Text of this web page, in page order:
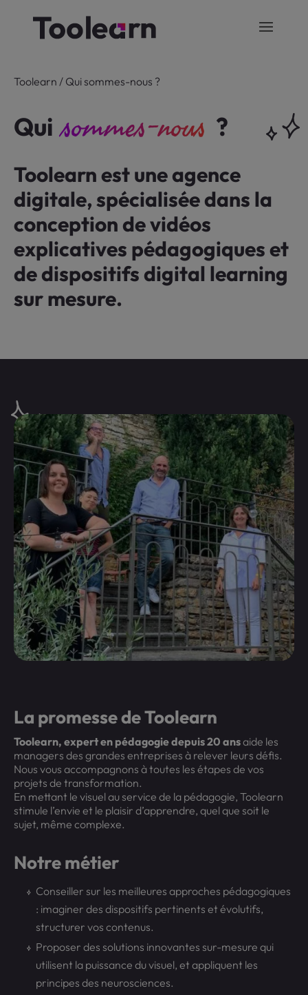
Toolearn / Qui sommes-nous ?
Qui sommes-nous ?
Toolearn est une agence
digitale, spécialisée dans la
conception de vidéos
explicatives pédagogiques et
de dispositifs digital learning
sur mesure.
La promesse de Toolearn
Toolearn, expert en pédagogie depuis 20 ansaide les
managers des grandes entreprises à relever leurs défis.
Nous vous accompagnons à toutes les étapes de vos
projets de transformation.
En mettant le visuel au service de la pédagogie, Toolearn
stimule l’envie et le plaisir d’apprendre, quel que soit le
sujet, même complexe.
Notre métier
Conseiller sur les meilleures approches pédagogiques
: imaginer des dispositifs pertinents et évolutifs,
structurer vos contenus.
Proposer des solutions innovantes sur-mesure qui
utilisent la puissance du visuel, et appliquent les
principes des neurosciences.